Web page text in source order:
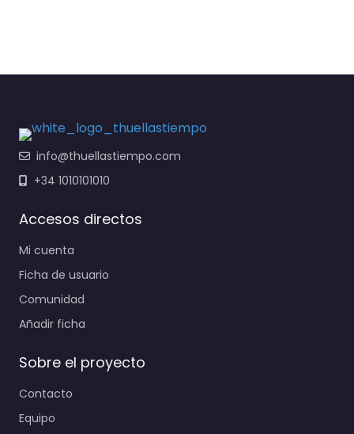
info@thuellastiempo.com
+34 1010101010
Accesos directos
Mi cuenta
Ficha de usuario
Comunidad
Añadir ficha
Sobre el proyecto
Contacto
Equipo